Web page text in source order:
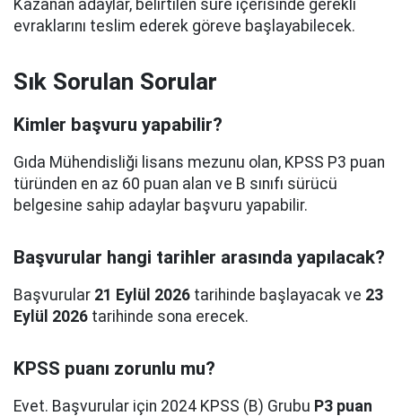
Kazanan adaylar, belirtilen süre içerisinde gerekli
evraklarını teslim ederek göreve başlayabilecek.
Sık Sorulan Sorular
Kimler başvuru yapabilir?
Gıda Mühendisliği lisans mezunu olan, KPSS P3 puan
türünden en az 60 puan alan ve B sınıfı sürücü
belgesine sahip adaylar başvuru yapabilir.
Başvurular hangi tarihler arasında yapılacak?
Başvurular 21 Eylül 2026 tarihinde başlayacak ve 23
Eylül 2026 tarihinde sona erecek.
KPSS puanı zorunlu mu?
Evet. Başvurular için 2024 KPSS (B) Grubu P3 puan